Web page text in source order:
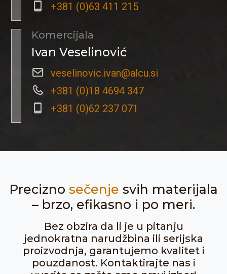
+381 (0)63 411 215
Komercijala
Ivan Veselinović
veselinovic.ivan@alcu.si
+381 (0)18 4694 347
+381 (0)62 237 071
Precizno sečenje svih materijala
– brzo, efikasno i po meri.
Bez obzira da li je u pitanju
jednokratna narudžbina ili serijska
proizvodnja, garantujemo kvalitet i
pouzdanost. Kontaktirajte nas i